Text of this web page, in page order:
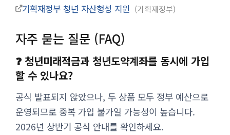
기획재정부 청년 자산형성 지원 기획재정부
자주 묻는 질문 (FAQ)
❓ 청년미래적금과 청년도약계좌를 동시에 가입
할 수 있나요?
공식 발표되지 않았으나, 두 상품 모두 정부 예산으로
운영되므로 중복 가입 불가일 가능성이 높습니다.
2026년 상반기 공식 안내를 확인하세요.